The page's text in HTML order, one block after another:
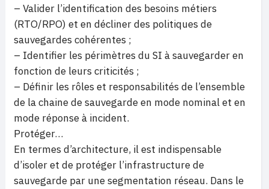
– Valider l’identification des besoins métiers
(RTO/RPO) et en décliner des politiques de
sauvegardes cohérentes ;
– Identifier les périmètres du SI à sauvegarder en
fonction de leurs criticités ;
– Définir les rôles et responsabilités de l’ensemble
de la chaine de sauvegarde en mode nominal et en
mode réponse à incident.
Protéger…
En termes d’architecture, il est indispensable
d’isoler et de protéger l’infrastructure de
sauvegarde par une segmentation réseau. Dans le